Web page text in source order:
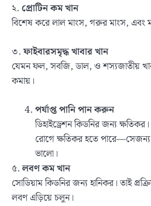
২. প্রোটিন কম খান
বিশেষ করে লাল মাংস, গরুর মাংস, এবং
৩.ফাইবারসমৃদ্ধ খাবার খান
যেমন ফল, সবজি, ডাল, ও শস্যজাতীয়
কমায়।
পর্যাপ্ত পানি পান করুন
ডিহাইড্রেশন কিডনির জন্য
রোগে ক্ষতিকর হতে পারে—সেজন্য
ভালো।
৫.লবণ কম খান
সোডিয়াম কিডনির জন্য হানিকর। তাই
লবণ এড়িয়ে চলুন।